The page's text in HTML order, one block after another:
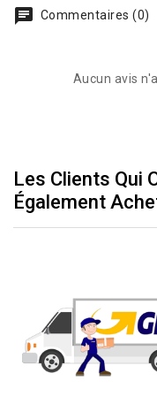
Commentaires (0)
Aucun avis
Les Clients Qui
Également